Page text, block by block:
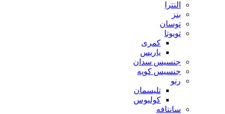
النترا
بنز
توسان
تویوتا
کمری
یاریس
جنسیس سدان
جنسیس کوپه
رنو
تلیسمان
کولیوس
سانتافه